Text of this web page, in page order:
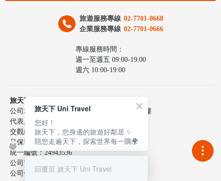
旅遊服務專線 02-7701-0668
企業服務專線 02-7701-0666
專線服務時間：
週一至週五 09:00-19:00
週六 10:00-19:00
旅天下聯合國際旅行社股份有限公司
公司地址：台北市中山區民生東路三段10號6樓
代表人：李嘉寅
交觀綜217100號
品保協會2137號
統一編號：24943536
公司電話：02-7701-0660
公司傳真：02-2515-9801
旅天下 Uni Travel
您好！
旅天下，您身邊的旅遊好鄰居 ✨
陪您走遍天下，探索世界每一隅🌍
回覆至 旅天下 Uni Travel